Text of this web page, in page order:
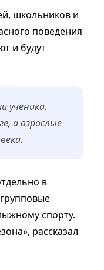
школьников и
поведения
и будут
ученика.
а взрослые
в
спорту.
рассказал